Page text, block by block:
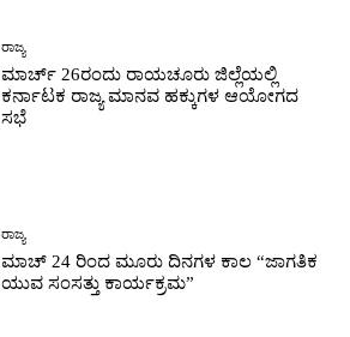
ರಾಜ್ಯ
ಮಾರ್ಚ್ 26ರಂದು ರಾಯಚೂರು ಜಿಲ್ಲೆಯಲ್ಲಿ
ಕರ್ನಾಟಕ ರಾಜ್ಯ ಮಾನವ ಹಕ್ಕುಗಳ ಆಯೋಗದ
ಸಭೆ
ರಾಜ್ಯ
ಮಾಚ್ 24 ರಿಂದ ಮೂರು ದಿನಗಳ ಕಾಲ “ಜಾಗತಿಕ
ಯುವ ಸಂಸತ್ತು ಕಾರ್ಯಕ್ರಮ”